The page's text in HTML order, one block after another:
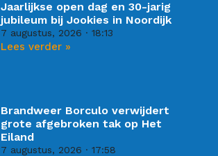
Jaarlijkse open dag en 30-jarig
jubileum bij Jookies in Noordijk
7 augustus, 2026 18:13
Lees verder »
Brandweer Borculo verwijdert
grote afgebroken tak op Het
Eiland
7 augustus, 2026 17:58